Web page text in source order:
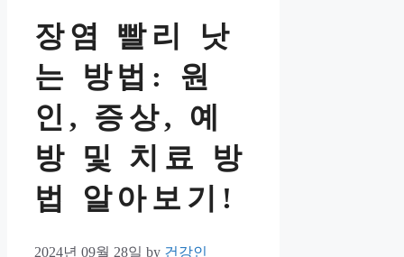
장염 빨리 낫
는 방법: 원
인, 증상, 예
방 및 치료 방
법 알아보기!
2024년 09월 28일 by 건강인